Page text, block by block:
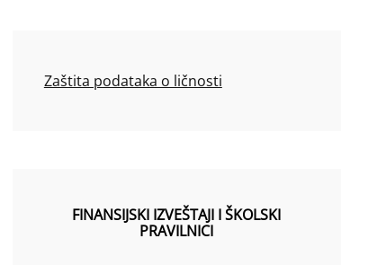
Zaštita podataka o ličnosti
FINANSIJSKI IZVEŠTAJI I ŠKOLSKI
PRAVILNICI